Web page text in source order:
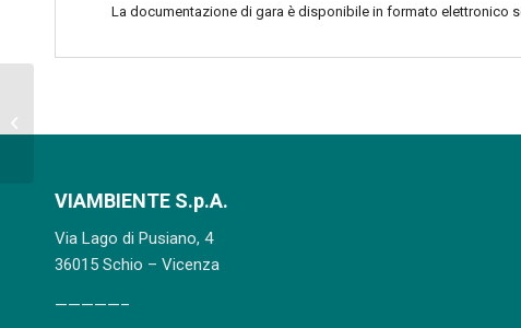
La documentazione di gara è disponibile in formato elettronico
VIAMBIENTE S.p.A.
Via Lago di Pusiano, 4
36015 Schio – Vicenza
—————–